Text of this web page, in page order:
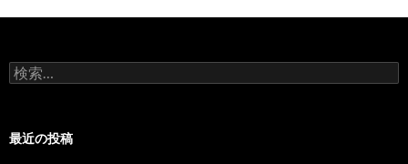
検
索:
最近の投稿